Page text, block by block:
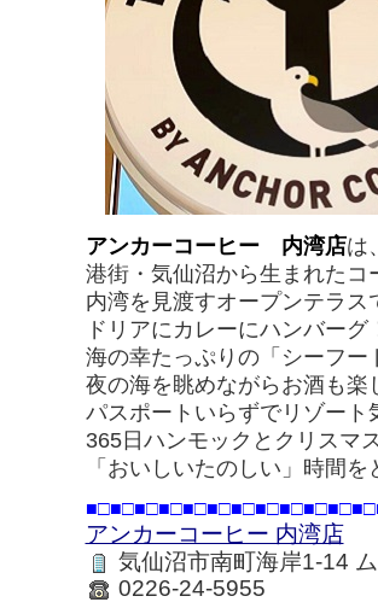
アンカーコーヒー 内湾店は
港街・気仙沼から生まれたコ
内湾を見渡すオープンテラス
ドリアにカレーにハンバーグ
海の幸たっぷりの「シーフー
夜の海を眺めながらお酒も楽
パスポートいらずでリゾート
365日ハンモックとクリスマ
「おいしいたのしい」時間を
アンカーコーヒー 内湾店
気仙沼市南町海岸1-14
0226-24-5955